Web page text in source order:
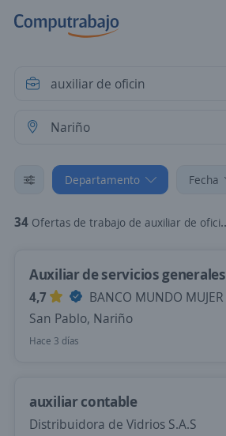
Departamento Fecha
34 Ofertas de trabajo de auxiliar de oficin en Nariño
Auxiliar de servicios generales
4,7
BANCO MUNDO MUJER
San Pablo, Nariño
Hace 3 días
auxiliar contable
Distribuidora de Vidrios S.A.S